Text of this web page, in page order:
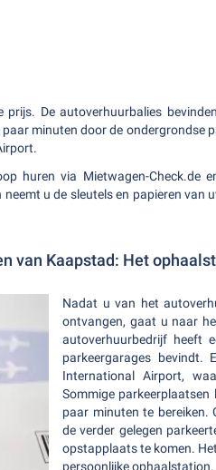
De autoverhuurbalies
minuten door de ondergrondse
huren via Mietwagen-Check.de
u de sleutels en papieren
van Kaapstad: Het
Nadat u van het
ontvangen, gaat u naar
autoverhuurbedrijf heeft
parkeergarages bevindt.
International Airport,
Sommige
paar minuten te bereiken.
de verder gelegen
opstapplaats te komen.
persoonlijke ophaalstation.